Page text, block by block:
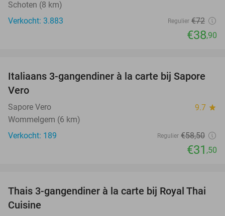
Schoten (8 km)
Verkocht: 3.883
Regulier €72
€38,90
46%
Italiaans 3-gangendiner à la carte bij Sapore
Vero
Sapore Vero 9.7 star
Wommelgem (6 km)
Verkocht: 189
Regulier €58,50
€31 ,50
32%
Thais 3-gangendiner à la carte bij Royal Thai
Cuisine